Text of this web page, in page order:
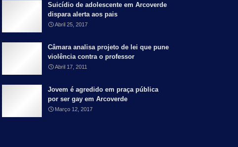
Suicídio de adolescente em Arcoverde
dispara alerta aos pais
Abril 25, 2017
Câmara analisa projeto de lei que pune
violência contra o professor
Abril 17, 2011
Jovem é agredido em praça pública
por ser gay em Arcoverde
Março 12, 2017